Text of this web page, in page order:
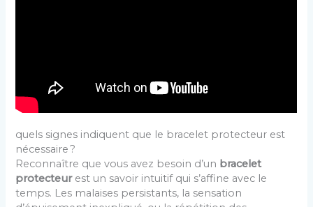
quels signes indiquent que le bracelet protecteur est
nécessaire ?
Reconnaître que vous avez besoin d’un bracelet
protecteurest un savoir intuitif qui s’affine avec le
temps. Les malaises persistants, la sensation